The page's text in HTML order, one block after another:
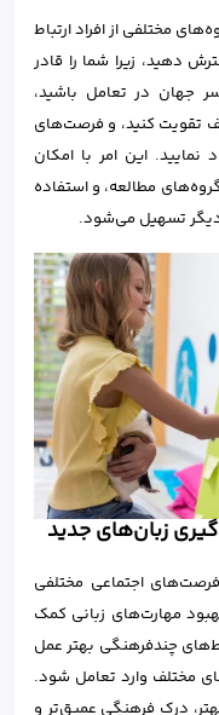
مختلفی از افراد ارتباط
دهید، زیرا شما را قادر
جهان در تعامل باشید،
تقویت کنید، و فرصت‌های
این امر با امکان
مطالعه، و استفاده
دیگر تسهیل می‌شود.
زبان‌های جدید
اجتماعی مختلفی
مهارت‌های زبانی کمک
چندفرهنگی بهتر عمل
مختلف وارد تعامل شود.
درک فرهنگی عمیق‌تر و